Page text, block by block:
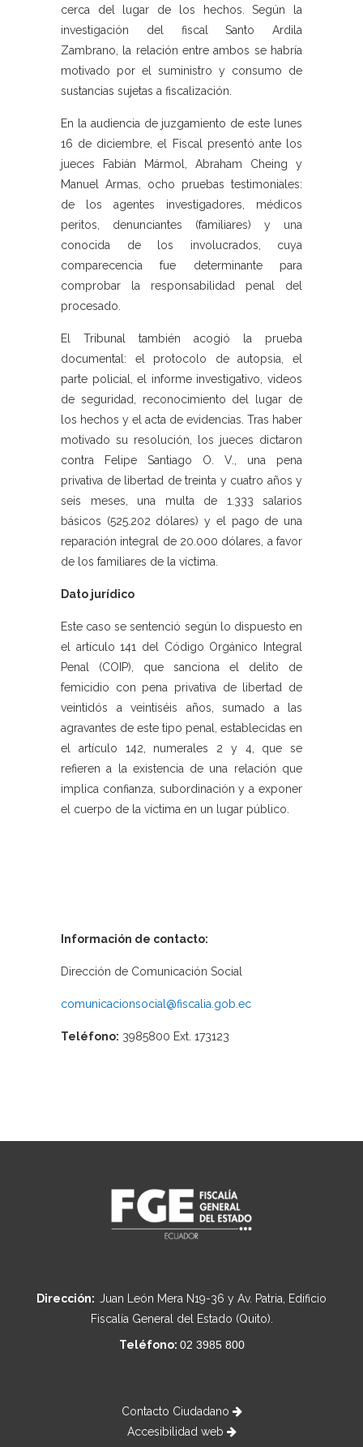
cerca del lugar de los hechos. Según la
investigación del fiscal Santo Ardila
Zambrano, la relación entre ambos se habría
motivado por el suministro y consumo de
sustancias sujetas a fiscalización.
En la audiencia de juzgamiento de este lunes
16 de diciembre, el Fiscal presentó ante los
jueces Fabián Mármol, Abraham Cheing y
Manuel Armas, ocho pruebas testimoniales:
de los agentes investigadores, médicos
peritos, denunciantes (familiares) y una
conocida de los involucrados, cuya
comparecencia fue determinante para
comprobar la responsabilidad penal del
procesado.
El Tribunal también acogió la prueba
documental: el protocolo de autopsia, el
parte policial, el informe investigativo, videos
de seguridad, reconocimiento del lugar de
los hechos y el acta de evidencias. Tras haber
motivado su resolución, los jueces dictaron
contra Felipe Santiago O. V., una pena
privativa de libertad de treinta y cuatro años y
seis meses, una multa de 1.333 salarios
básicos (525.202 dólares) y el pago de una
reparación integral de 20.000 dólares, a favor
de los familiares de la víctima.
Dato jurídico
Este caso se sentenció según lo dispuesto en
el artículo 141 del Código Orgánico Integral
Penal (COIP), que sanciona el delito de
femicidio con pena privativa de libertad de
veintidós a veintiséis años, sumado a las
agravantes de este tipo penal, establecidas en
el artículo 142, numerales 2 y 4, que se
refieren a la existencia de una relación que
implica confianza, subordinación y a exponer
el cuerpo de la víctima en un lugar público.
Información de contacto:
Dirección de Comunicación Social
comunicacionsocial@fiscalia.gob.ec
Teléfono: 3985800 Ext. 173123
Dirección: Juan León Mera N19-36 y Av. Patria, Edificio
Fiscalía General del Estado (Quito).
Teléfono: 02 3985 800
Contacto Ciudadano
Accesibilidad web